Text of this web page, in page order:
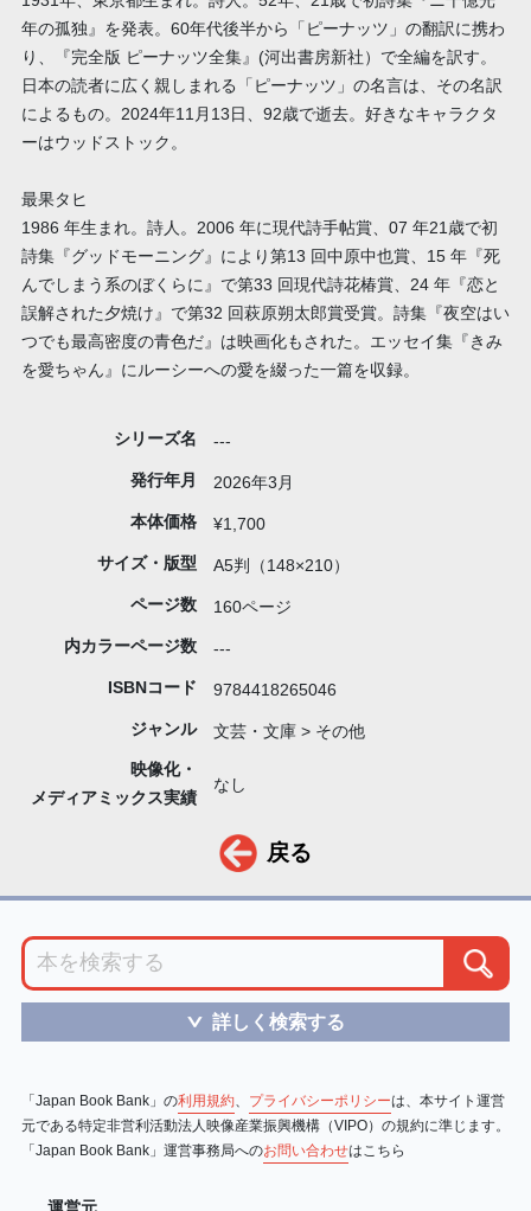
年の孤独』を発表。60年代後半から「ピーナッツ」の翻訳に携わ
り、『完全版 ピーナッツ全集』(河出書房新社）で全編を訳す。
日本の読者に広く親しまれる「ピーナッツ」の名言は、その名訳
によるもの。2024年11月13日、92歳で逝去。好きなキャラクタ
ーはウッドストック。
最果タヒ
1986 年生まれ。詩人。2006 年に現代詩手帖賞、07 年21歳で初
詩集『グッドモーニング』により第13 回中原中也賞、15 年『死
んでしまう系のぼくらに』で第33 回現代詩花椿賞、24 年『恋と
誤解された夕焼け』で第32 回萩原朔太郎賞受賞。詩集『夜空はい
つでも最高密度の青色だ』は映画化もされた。エッセイ集『きみ
を愛ちゃん』にルーシーへの愛を綴った一篇を収録。
シリーズ名 ---
発行年月 2026年3月
本体価格 ¥1,700
サイズ・版型 A5判（148×210）
ページ数 160ページ
内カラーページ数 ---
ISBNコード 9784418265046
ジャンル 文芸・文庫 > その他
映像化・
メディアミックス実績
なし
戻る
＞ 詳しく検索する
「Japan Book Bank」の利用規約、 プライバシーポリシーは、本サイト運営
元である特定非営利活動法人映像産業振興機構（VIPO）の規約に準じます。
「Japan Book Bank」運営事務局へのお問い合わせはこちら